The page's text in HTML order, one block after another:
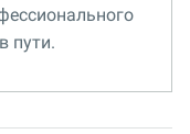
пути.